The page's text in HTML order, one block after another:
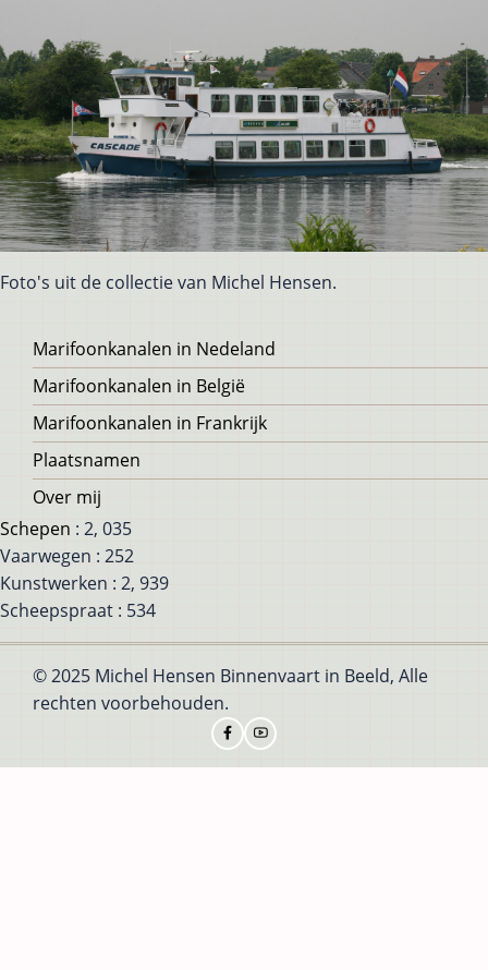
Foto's uit de collectie van Michel Hensen.
Voet
Marifoonkanalen in Nedeland
Marifoonkanalen in België
Marifoonkanalen in Frankrijk
Plaatsnamen
Over mij
Schepen : 2, 035
Vaarwegen : 252
Kunstwerken : 2, 939
Scheepspraat : 534
© 2025 Michel Hensen Binnenvaart in Beeld, Alle
rechten voorbehouden.